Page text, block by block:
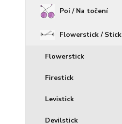
Poi / Na točení
Flowerstick / Stick
Flowerstick
Firestick
Levistick
Devilstick